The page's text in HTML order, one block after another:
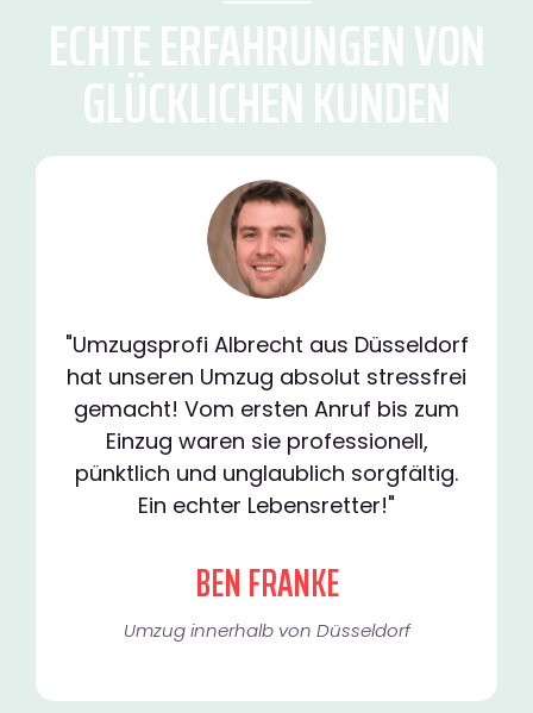
ECHTE ERFAHRUNGEN VON
GLÜCKLICHEN KUNDEN
"Umzugsprofi Albrecht aus Düsseldorf
hat unseren Umzug absolut stressfrei
gemacht! Vom ersten Anruf bis zum
Einzug waren sie professionell,
pünktlich und unglaublich sorgfältig.
Ein echter Lebensretter!"
BEN FRANKE
Umzug innerhalb von Düsseldorf​